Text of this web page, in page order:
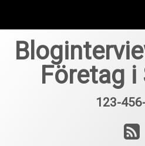
Hur mycket kostar casino
Vad innebär takrengöring?
content
Företag i
123-